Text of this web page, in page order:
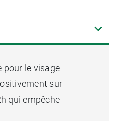
pour le visage
sur
qui empêche